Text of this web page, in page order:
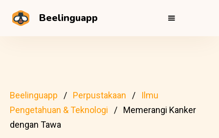
Beelinguapp
Beelinguapp Perpustakaan
Ilmu
Pengetahuan & Teknologi
Memerangi Kanker
dengan Tawa